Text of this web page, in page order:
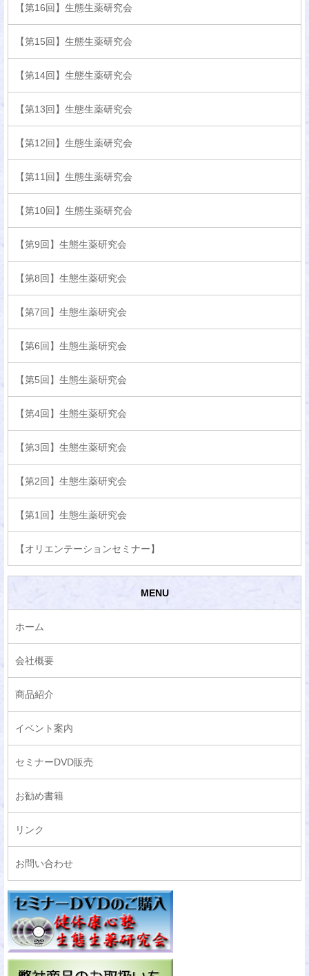
【第16回】生態生薬研究会
【第15回】生態生薬研究会
【第14回】生態生薬研究会
【第13回】生態生薬研究会
【第12回】生態生薬研究会
【第11回】生態生薬研究会
【第10回】生態生薬研究会
【第9回】生態生薬研究会
【第8回】生態生薬研究会
【第7回】生態生薬研究会
【第6回】生態生薬研究会
【第5回】生態生薬研究会
【第4回】生態生薬研究会
【第3回】生態生薬研究会
【第2回】生態生薬研究会
【第1回】生態生薬研究会
【オリエンテーションセミナー】
MENU
ホーム
会社概要
商品紹介
イベント案内
セミナーDVD販売
お勧め書籍
リンク
お問い合わせ